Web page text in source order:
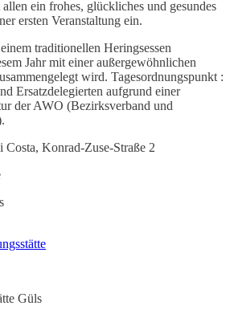
ein frohes, glückliches und gesundes
ersten Veranstaltung ein.
traditionellen Heringsessen
Jahr mit einer außergewöhnlichen
wird. Tagesordnungspunkt :
Ersatzdelegierten aufgrund einer
der AWO (Bezirksverband und
Konrad-Zuse-Straße 2
Güls